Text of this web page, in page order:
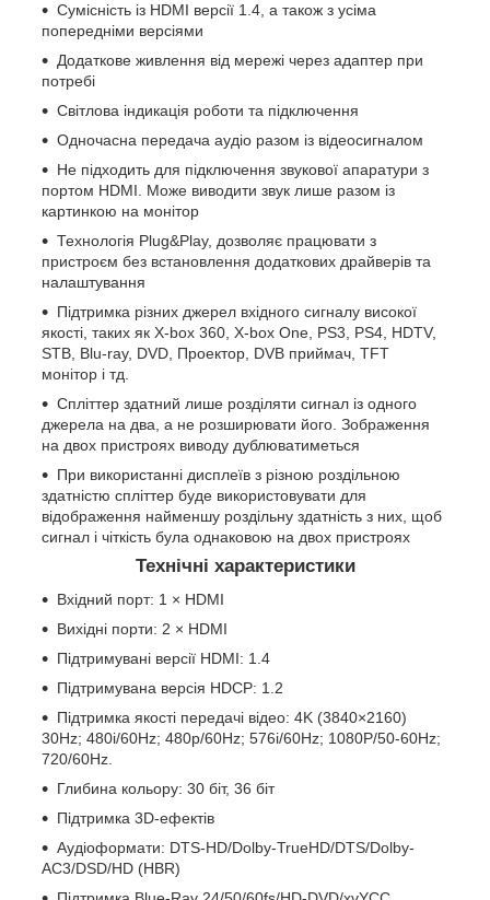
Сумісність із HDMI версії 1.4, а також з усіма
попередніми версіями
Додаткове живлення від мережі через адаптер при
потребі
Світлова індикація роботи та підключення
Одночасна передача аудіо разом із відеосигналом
Не підходить для підключення звукової апаратури з
портом HDMI. Може виводити звук лише разом із
картинкою на монітор
Технологія Plug&Play, дозволяє працювати з
пристроєм без встановлення додаткових драйверів та
налаштування
Підтримка різних джерел вхідного сигналу високої
якості, таких як X-box 360, X-box One, PS3, PS4, HDTV,
STB, Blu-ray, DVD, Проектор, DVB приймач, TFT
монітор і тд.
Спліттер здатний лише розділяти сигнал із одного
джерела на два, а не розширювати його. Зображення
на двох пристроях виводу дублюватиметься
При використанні дисплеїв з різною роздільною
здатністю спліттер буде використовувати для
відображення найменшу роздільну здатність з них, щоб
сигнал і чіткість була однаковою на двох пристроях
Технічні характеристики
Вхідний порт: 1 × HDMI
Вихідні порти: 2 × HDMI
Підтримувані версії HDMI: 1.4
Підтримувана версія HDCP: 1.2
Підтримка якості передачі відео: 4K (3840×2160)
30Hz; 480i/60Hz; 480p/60Hz; 576i/60Hz; 1080P/50-60Hz;
720/60Hz.
Глибина кольору: 30 біт, 36 біт
Підтримка 3D-ефектів
Аудіоформати: DTS-HD/Dolby-TrueHD/DTS/Dolby-
AC3/DSD/HD (HBR)